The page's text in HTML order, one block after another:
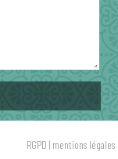
RGPD | mentions légales